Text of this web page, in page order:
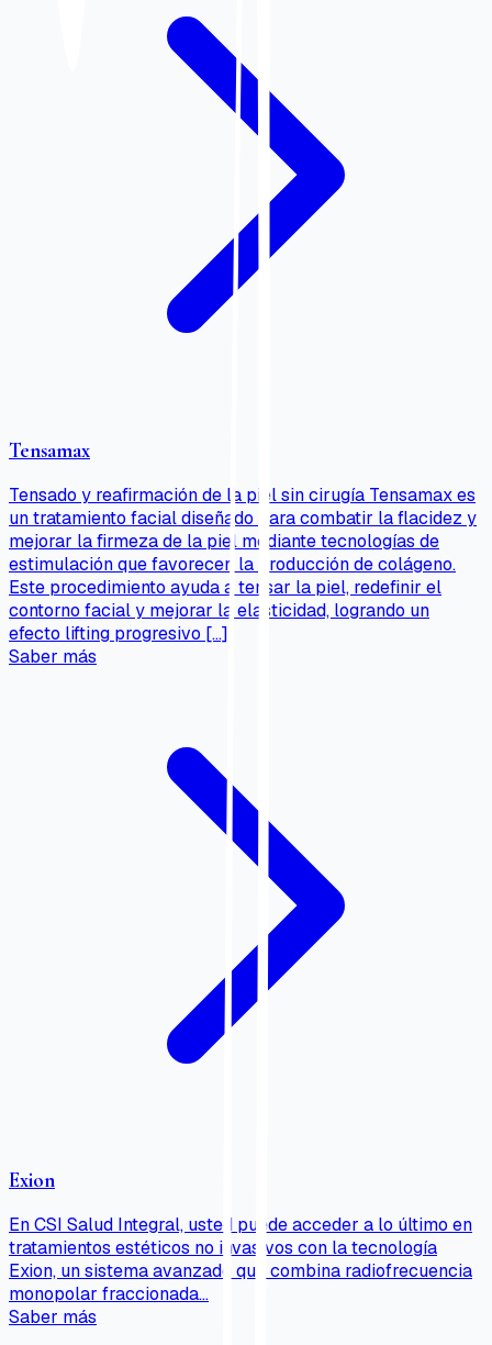
Tensamax
Tensado y reafirmación de la piel sin cirugía Tensamax es
un tratamiento facial diseñado para combatir la flacidez y
mejorar la firmeza de la piel mediante tecnologías de
estimulación que favorecen la producción de colágeno.
Este procedimiento ayuda a tensar la piel, redefinir el
contorno facial y mejorar la elasticidad, logrando un
efecto lifting progresivo […]
Saber más
Exion
En CSI Salud Integral, usted puede acceder a lo último en
tratamientos estéticos no invasivos con la tecnología
Exion, un sistema avanzado que combina radiofrecuencia
monopolar fraccionada…
Saber más